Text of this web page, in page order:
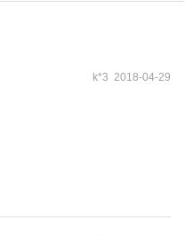
k*3 2018-04-29